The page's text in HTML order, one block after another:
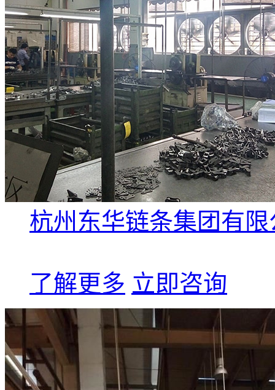
杭州东华链条集团有
了解更多 立即咨询